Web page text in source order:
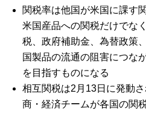
関税率は他国が米国に課す
米国産品への関税だけでな
税、政府補助金、為替政策
国製品の流通の阻害につな
を目指すものになる
相互関税は2月13日に発動
商・経済チームが各国の関